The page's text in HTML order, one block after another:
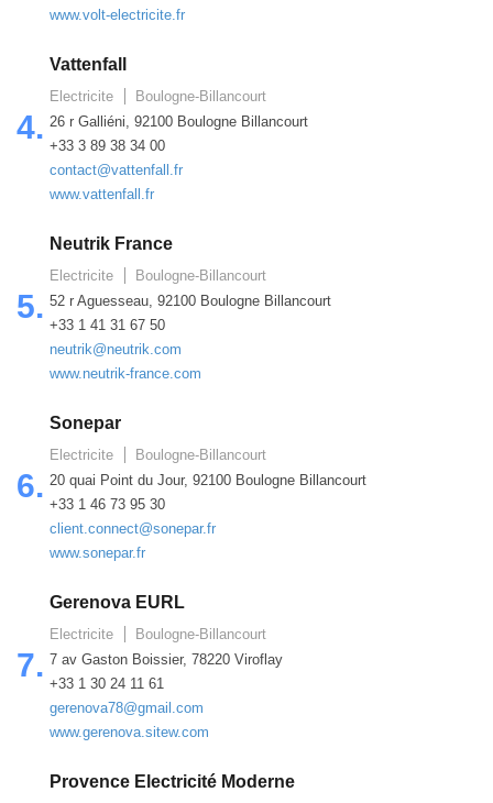
www.volt-electricite.fr
4.
Vattenfall
Electricite
Boulogne-Billancourt
26 r Galliéni, 92100 Boulogne Billancourt
+33 3 89 38 34 00
contact@vattenfall.fr
www.vattenfall.fr
5.
Neutrik France
Electricite
Boulogne-Billancourt
52 r Aguesseau, 92100 Boulogne Billancourt
+33 1 41 31 67 50
neutrik@neutrik.com
www.neutrik-france.com
6.
Sonepar
Electricite
Boulogne-Billancourt
20 quai Point du Jour, 92100 Boulogne Billancourt
+33 1 46 73 95 30
client.connect@sonepar.fr
www.sonepar.fr
7.
Gerenova EURL
Electricite
Boulogne-Billancourt
7 av Gaston Boissier, 78220 Viroflay
+33 1 30 24 11 61
gerenova78@gmail.com
www.gerenova.sitew.com
Provence Electricité Moderne